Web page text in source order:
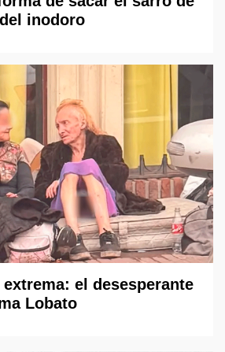
inodoro
el desesperante
Lobato